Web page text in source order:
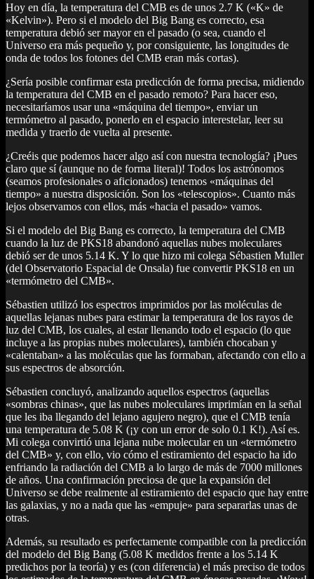
Hoy en día, la temperatura del CMB es de unos 2.7 K («K» de
«Kelvin»). Pero si el modelo del Big Bang es correcto, esa
temperatura debió ser mayor en el pasado (o sea, cuando el
Universo era más pequeño y, por consiguiente, las longitudes de
onda de todos los fotones del CMB eran más cortas).
¿Sería posible confirmar esta predicción de forma precisa, midiendo
la temperatura del CMB en el pasado remoto? Para hacer eso,
necesitaríamos usar una «máquina del tiempo», enviar un
termómetro al pasado, ponerlo en el espacio interestelar, leer su
medida y traerlo de vuelta al presente.
¿Creéis que podemos hacer algo así con nuestra tecnología? ¡Pues
claro que sí (aunque no de forma literal)! Todos los astrónomos
(seamos profesionales o aficionados) tenemos «máquinas del
tiempo» a nuestra disposición. Son los «telescopios». Cuanto más
lejos observamos con ellos, más «hacia el pasado» vamos.
Si el modelo del Big Bang es correcto, la temperatura del CMB
cuando la luz de PKS18 abandonó aquellas nubes moleculares
debió ser de unos 5.14 K. Y lo que hizo mi colega Sébastien Muller
(del Observatorio Espacial de Onsala) fue convertir PKS18 en un
«termómetro del CMB».
Sébastien utilizó los espectros imprimidos por las moléculas de
aquellas lejanas nubes para estimar la temperatura de los rayos de
luz del CMB, los cuales, al estar llenando todo el espacio (lo que
incluye a las propias nubes moleculares), también chocaban y
«calentaban» a las moléculas que las formaban, afectando con ello a
sus espectros de absorción.
Sébastien concluyó, analizando aquellos espectros (aquellas
«sombras chinas», que las nubes moleculares imprimían en la señal
que les iba llegando del lejano agujero negro), que el CMB tenía
una temperatura de 5.08 K (¡y con un error de solo 0.1 K!). Así es.
Mi colega convirtió una lejana nube molecular en un «termómetro
del CMB» y, con ello, vio cómo el estiramiento del espacio ha ido
enfriando la radiación del CMB a lo largo de más de 7000 millones
de años. Una confirmación preciosa de que la expansión del
Universo se debe realmente al estiramiento del espacio que hay entre
las galaxias, y no a nada que las «empuje» para separarlas unas de
otras.
Además, su resultado es perfectamente compatible con la predicción
del modelo del Big Bang (5.08 K medidos frente a los 5.14 K
predichos por la teoría) y es (con diferencia) el más preciso de todos